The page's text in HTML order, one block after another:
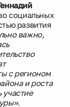
социальных
развития
важно,
с регионом
и роста
.